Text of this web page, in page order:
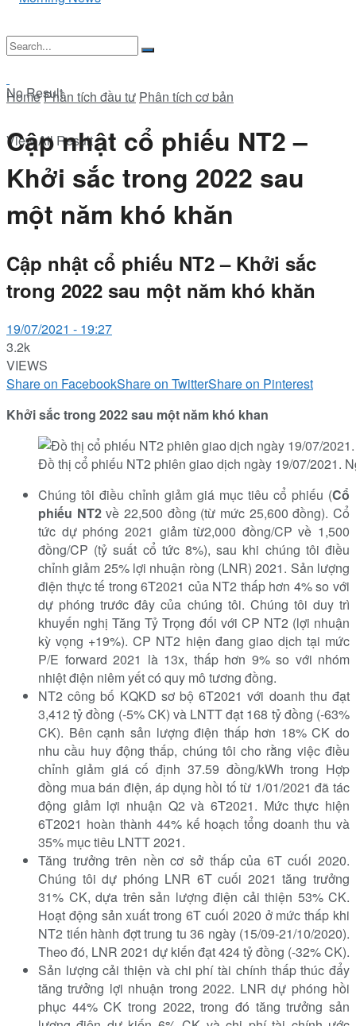
No Result
View All Result
HomePhân tích đầu tư Phân tích cơ bản
Cập nhật cổ phiếu NT2 –
Khởi sắc trong 2022 sau
một năm khó khăn
Cập nhật cổ phiếu NT2 – Khởi sắc
trong 2022 sau một năm khó khăn
19/07/2021 - 19:27
3.2k
VIEWS
Share on FacebookShare on TwitterShare on Pinterest
Khởi sắc trong 2022 sau một năm khó khan
Đồ thị cổ phiếu NT2 phiên giao dịch ngày 19/07/2021.
Chúng tôi điều chỉnh giảm giá mục tiêu cổ phiếu (Cổ
phiếu NT2về 22,500 đồng (từ mức 25,600 đồng). Cổ
tức dự phóng 2021 giảm từ2,000 đồng/CP về 1,500
đồng/CP (tỷ suất cổ tức 8%), sau khi chúng tôi điều
chỉnh giảm 25% lợi nhuận ròng (LNR) 2021. Sản lượng
điện thực tế trong 6T2021 của NT2 thấp hơn 4% so với
dự phóng trước đây của chúng tôi. Chúng tôi duy trì
khuyến nghị Tăng Tỷ Trọng đối với CP NT2 (lợi nhuận
kỳ vọng +19%). CP NT2 hiện đang giao dịch tại mức
P/E forward 2021 là 13x, thấp hơn 9% so với nhóm
nhiệt điện niêm yết có quy mô tương đồng.
NT2 công bố KQKD sơ bộ 6T2021 với doanh thu đạt
3,412 tỷ đồng (-5% CK) và LNTT đạt 168 tỷ đồng (-63%
CK). Bên cạnh sản lượng điện thấp hơn 18% CK do
nhu cầu huy động thấp, chúng tôi cho rằng việc điều
chỉnh giảm giá cố định 37.59 đồng/kWh trong Hợp
đồng mua bán điện, áp dụng hồi tố từ 1/01/2021 đã tác
động giảm lợi nhuận Q2 và 6T2021. Mức thực hiện
6T2021 hoàn thành 44% kế hoạch tổng doanh thu và
35% mục tiêu LNTT 2021.
Tăng trưởng trên nền cơ sở thấp của 6T cuối 2020.
Chúng tôi dự phóng LNR 6T cuối 2021 tăng trưởng
31% CK, dựa trên sản lượng điện cải thiện 53% CK.
Hoạt động sản xuất trong 6T cuối 2020 ở mức thấp khi
NT2 tiến hành đợt trung tu 36 ngày (15/09-21/10/2020).
Theo đó, LNR 2021 dự kiến đạt 424 tỷ đồng (-32% CK).
Sản lượng cải thiện và chi phí tài chính thấp thúc đẩy
tăng trưởng lợi nhuận trong 2022. LNR dự phóng hồi
phục 44% CK trong 2022, trong đó tăng trưởng sản